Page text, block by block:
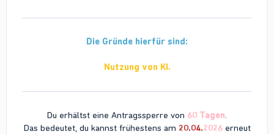
Die Gründe hierfür sind:
Nutzung von KI.
Du erhältst eine Antragssperre von 60 Tagen.
Das bedeutet, du kannst frühestens am 20.04.2026erneut